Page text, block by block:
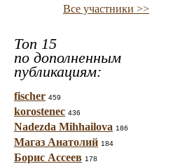
Все участники >>
Топ 15
по дополненным
публикациям:
fischer 459
korostenec 436
Nadezda Mihhailova 186
Магаз Анатолий 184
Борис Ассеев 178